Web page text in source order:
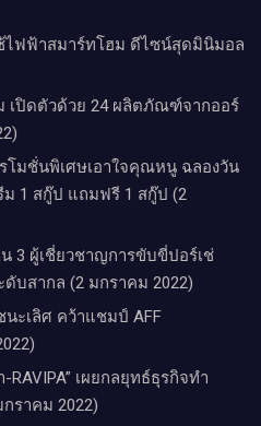
ช้ไฟฟ้าสมาร์ทโฮม ดีไซน์สุดมินิมอล
เปิดตัวด้วย 24 ผลิตภัณฑ์จากออร์
โมชั่นพิเศษเอาใจคุณหนู ฉลองวัน
ม 1 สกู๊ป แถมฟรี 1 สกู๊ป (2
น 3 ผู้เชี่ยวชาญการขับขี่ปอร์เช่
บสากล (2 มกราคม 2022)
นะเลิศ คว้าแชมป์ AFF
RAVIPA” เผยกลยุทธ์ธุรกิจทำ
ราคม 2022)